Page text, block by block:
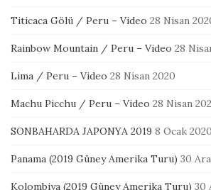
Titicaca Gölü / Peru – Video 28 Nisan
Rainbow Mountain / Peru – Video 28
Lima / Peru – Video 28 Nisan 2020
Machu Picchu / Peru – Video 28 Nisan
SONBAHARDA JAPONYA 2019 8 Ocak 2020
Panama (2019 Güney Amerika Turu) 30
Kolombiya (2019 Güney Amerika Turu) 30